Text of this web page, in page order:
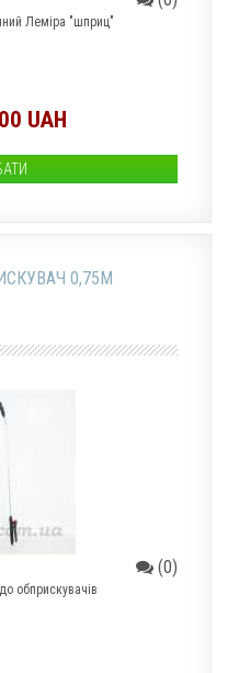
Леміра "шприц"
UAH
0,75М
(0)
обприскувачів